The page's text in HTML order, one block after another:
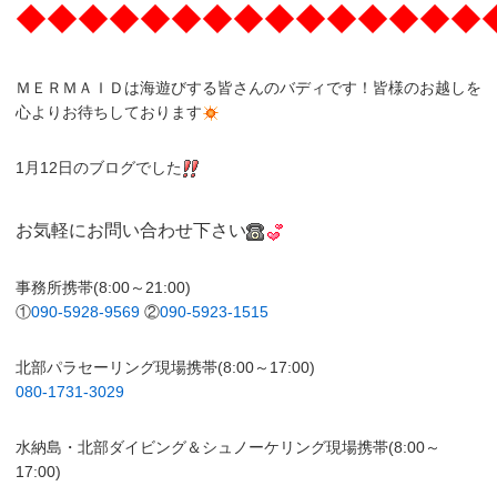
ＭＥＲＭＡＩＤは海遊びする皆さんのバディです！皆様のお越しを
心よりお待ちしております
1月12日のブログでした
お気軽にお問い合わせ下さい
事務所携帯(8:00～21:00)
①090-5928-9569 ②090-5923-1515
北部パラセーリング現場携帯(8:00～17:00)
080-1731-3029
水納島・北部ダイビング＆シュノーケリング現場携帯(8:00～
17:00)